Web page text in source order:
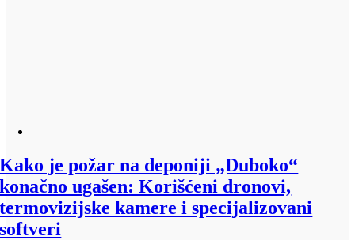
Kako je požar na deponiji „Duboko“
konačno ugašen: Korišćeni dronovi,
termovizijske kamere i specijalizovani
softveri